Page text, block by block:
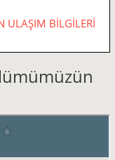
ULAŞIM BİLGİLERİ